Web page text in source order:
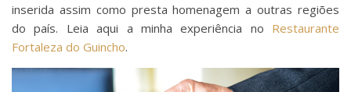
inserida assim como presta homenagem a outras regiões
do país. Leia aqui a minha experiência no Restaurante
Fortaleza do Guincho.